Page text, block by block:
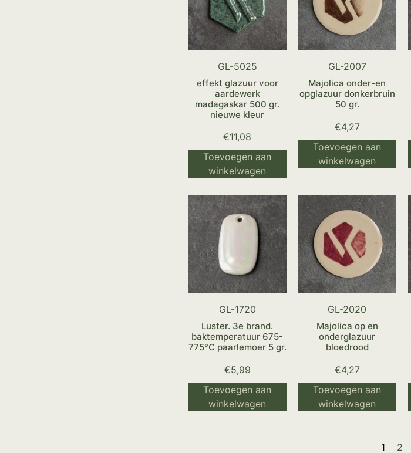
GL-5025
effekt glazuur voor
aardewerk
madagaskar 500 gr.
nieuwe kleur
€11,08
Toevoegen aan
winkelwagen
GL-2007
Majolica onder-en
opglazuur donkerbruin
50 gr.
€4,27
Toevoegen aan
winkelwagen
GL-1720
Luster. 3e brand.
baktemperatuur 675-
775°C paarlemoer 5 gr.
€5,99
Toevoegen aan
winkelwagen
GL-2020
Majolica op en
onderglazuur
bloedrood
€4,27
Toevoegen aan
winkelwagen
1 2